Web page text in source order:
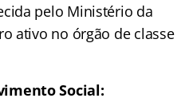
pelo Ministério da
ativo no órgão de classe
Social: